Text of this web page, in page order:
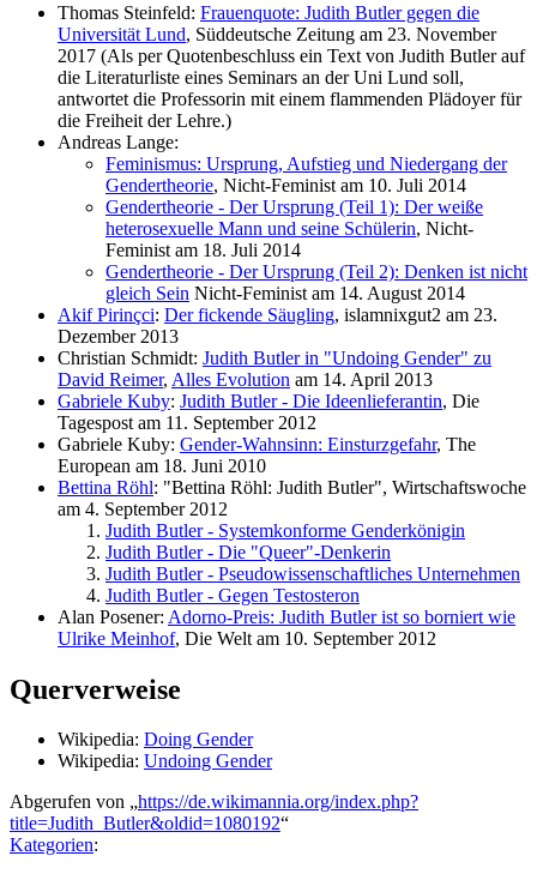
Thomas Steinfeld: Frauenquote: Judith Butler gegen die
Universität Lund, Süddeutsche Zeitung am 23. November
2017 (Als per Quotenbeschluss ein Text von Judith Butler auf
die Literatur­liste eines Seminars an der Uni Lund soll,
antwortet die Professorin mit einem flammenden Plädoyer für
die Freiheit der Lehre.)
Andreas Lange:
Feminismus: Ursprung, Aufstieg und Niedergang der
Gendertheorie, Nicht-Feminist am 10. Juli 2014
Gendertheorie - Der Ursprung (Teil 1): Der weiße
heterosexuelle Mann und seine Schülerin, Nicht-
Feminist am 18. Juli 2014
Gendertheorie - Der Ursprung (Teil 2): Denken ist nicht
gleich Sein Nicht-Feminist am 14. August 2014
Akif Pirinçci: Der fickende Säugling, islamnixgut2 am 23.
Dezember 2013
Christian Schmidt: Judith Butler in "Undoing Gender" zu
David Reimer, Alles Evolution am 14. April 2013
Gabriele Kuby: Judith Butler - Die Ideenlieferantin, Die
Tagespost am 11. September 2012
Gabriele Kuby: Gender-Wahnsinn: Einsturzgefahr, The
European am 18. Juni 2010
Bettina Röhl: "Bettina Röhl: Judith Butler", Wirtschaftswoche
am 4. September 2012
Judith Butler - Systemkonforme Genderkönigin
Judith Butler - Die "Queer"-Denkerin
Judith Butler - Pseudowissenschaftliches Unternehmen
Judith Butler - Gegen Testosteron
Alan Posener: Adorno-Preis: Judith Butler ist so borniert wie
Ulrike Meinhof, Die Welt am 10. September 2012
Querverweise
Wikipedia: Doing Gender
Wikipedia: Undoing Gender
Abgerufen von „https://de.wikimannia.org/index.php?
title=Judith_Butler&oldid=1080192“
Kategorien: